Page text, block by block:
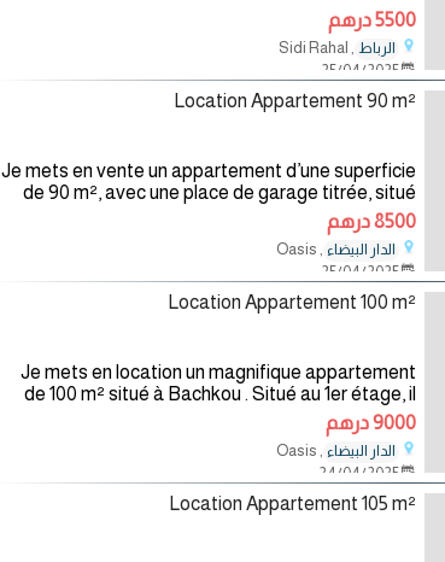
sécurisée avec piscine, à Sidi Rahal. Situé au rez-
de-chaussée, il comprend
5500 درهم
الرباط , Sidi Rahal
25/04/2025
Location Appartement 90 m²
Je mets en vente un appartement d’une superficie
de 90 m², avec une place de garage titrée, situé
dans le quartier calme et recherché de Bachko à
Casablanca. Situé au
8500 درهم
الدار البيضاء , Oasis
25/04/2025
Location Appartement 100 m²
Je mets en location un magnifique appartement
de 100 m² situé à Bachkou . Situé au 1er étage, il
comprend deux chambres, un salon marocain , une
salle de bain , une cuisine
9000 درهم
الدار البيضاء , Oasis
24/04/2025
Location Appartement 105 m²